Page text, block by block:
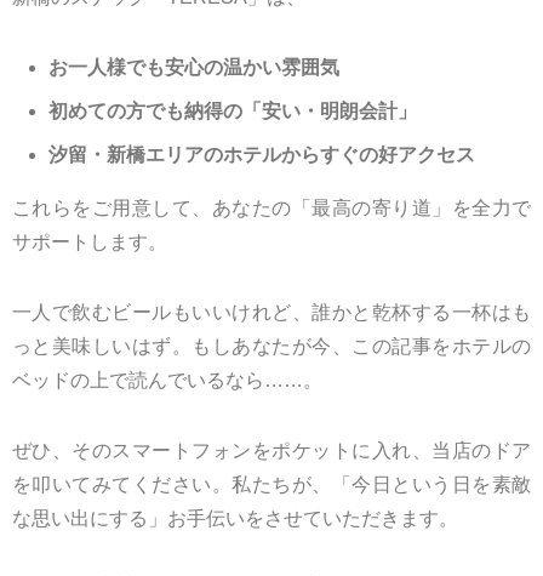
お一人様でも安心の温かい雰囲気
初めての方でも納得の「安い・明朗会計」
汐留・新橋エリアのホテルからすぐの好アクセス
これらをご用意して、あなたの「最高の寄り道」を全力で
サポートします。
一人で飲むビールもいいけれど、誰かと乾杯する一杯はも
っと美味しいはず。もしあなたが今、この記事をホテルの
ベッドの上で読んでいるなら……。
ぜひ、そのスマートフォンをポケットに入れ、当店のドア
を叩いてみてください。私たちが、「今日という日を素敵
な思い出にする」お手伝いをさせていただきます。